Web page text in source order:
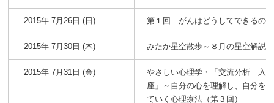
2015年 7月26日 (日) 第１回 がんはどうしてできるのか
2015年 7月30日 (木) みたか星空散歩～８月の星空解説～
2015年 7月31日 (金)
やさしい心理学・「交流分析 入
座」～自分の心を理解し、自分を
ていく心理療法（第３回）